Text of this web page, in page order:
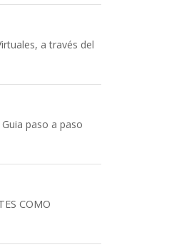
a través del
paso a paso
COMO